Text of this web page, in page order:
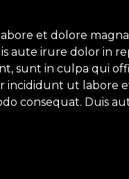
et dolore
aute irure dolor in
sunt in culpa qui
incididunt ut labore
consequat. Duis